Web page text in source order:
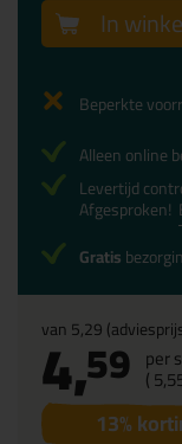
van5,29
4,59 per
(5,
13%
In
Beperkte
Alleen online
Levertijd
Afgesproken!
Gratis